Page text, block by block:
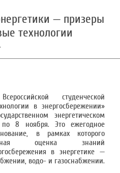
— призеры
технологии
студенческой
в энергосбережении»
энергетическом
8 ноября. Это ежегодное
в рамках которого
оценка знаний
в энергетике —
водо- и газоснабжении.